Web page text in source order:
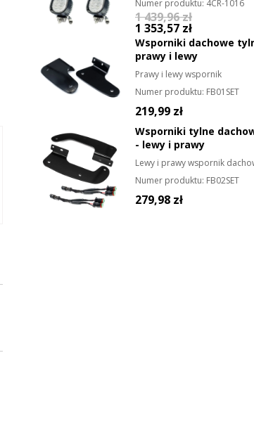
Numer produktu: 4CR-1016
1 439,96 zł
1 353,57 zł
Wsporniki dachowe
prawy i lewy
Prawy i lewy wspornik
Numer produktu: FB01SET
219,99 zł
Wsporniki tylne
- lewy i prawy
Lewy i prawy wspornik
Numer produktu: FB02SET
279,98 zł